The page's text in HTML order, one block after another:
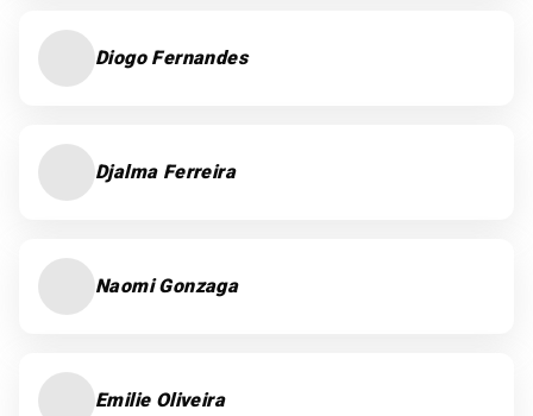
Diogo Fernandes
Djalma Ferreira
Naomi Gonzaga
Emilie Oliveira